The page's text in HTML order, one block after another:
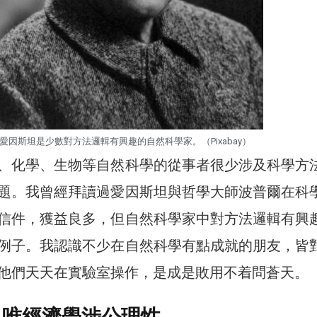
因斯坦是少數對方法邏輯有興趣的自然科學家。（Pixabay）
化學、生物等自然科學的從事者很少涉及科學方
。我曾經拜讀過愛因斯坦與哲學大師波普爾在科
件，獲益良多，但自然科學家中對方法邏輯有興
子。我認識不少在自然科學有點成就的朋友，皆
們天天在實驗室操作，是成是敗用不着問蒼天。